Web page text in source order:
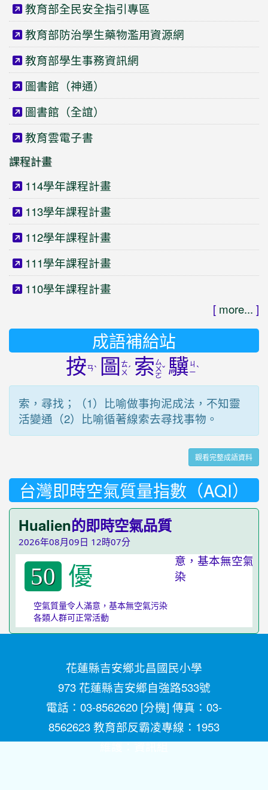
教育部全民安全指引專區
教育部防治學生藥物濫用資源網
教育部學生事務資訊網
圖書館（神通）
圖書館（全誼）
教育雲電子書
課程計畫
114學年課程計畫
113學年課程計畫
112學年課程計畫
111學年課程計畫
110學年課程計畫
[ more... ]
成語補給站
按 ㄢˋ 圖 ㄊ
ㄨˊ 索 ㄙ
ㄨ
ㄛ
ˇ 驥 ㄐ
ㄧˋ
索，尋找；（1）比喻做事拘泥成法，不知靈
活變通（2）比喻循著線索去尋找事物。
觀看完整成語資料
台灣即時空氣質量指數（AQI）
Hualien的即時空氣品質
2026年08月09日 12時07分
50 優
空氣質量令人滿意，基本無空氣污染
各類人群可正常活動
花蓮縣吉安鄉北昌國民小學
973 花蓮縣吉安鄉自強路533號
電話：03-8562620 [分機] 傳真：03-
8562623 教育部反霸凌專線：1953
維護：資訊組